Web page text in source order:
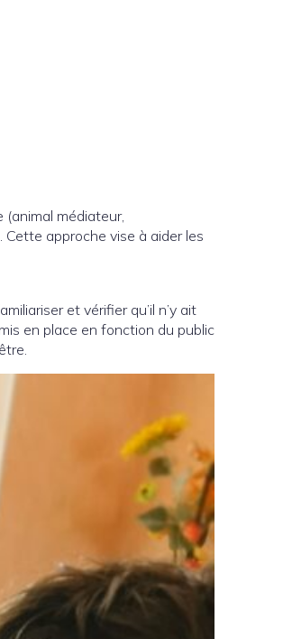
(animal médiateur,
Cette approche vise à aider les
et vérifier qu’il n’y ait
en place en fonction du public